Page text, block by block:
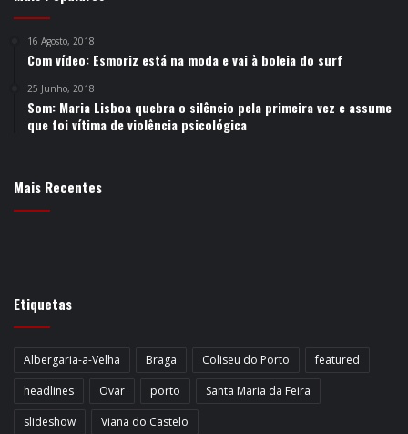
16 Agosto, 2018
Com vídeo: Esmoriz está na moda e vai à boleia do surf
25 Junho, 2018
Som: Maria Lisboa quebra o silêncio pela primeira vez e assume
que foi vítima de violência psicológica
Mais Recentes
Etiquetas
Albergaria-a-Velha Braga Coliseu do Porto
featured
headlines
Ovar porto
Santa Maria da Feira
slideshow
Viana do Castelo